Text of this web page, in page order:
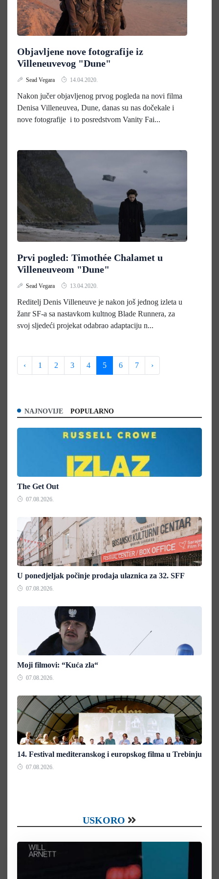
Objavljene nove fotografije iz
Villeneuvevog "Dune"
Sead Vegara 14.04.2020.
Nakon jučer objavljenog prvog pogleda na novi filma
Denisa Villeneuvea, Dune, danas su nas dočekale i
nove fotografije i to posredstvom Vanity Fai...
Prvi pogled: Timothée Chalamet u
Villeneuveom "Dune"
Sead Vegara 13.04.2020.
Reditelj Denis Villeneuve je nakon još jednog izleta u
žanr SF-a sa nastavkom kultnog Blade Runnera, za
svoj sljedeći projekat odabrao adaptaciju n...
‹ 1 2 3 4 5 6 7 ›
NAJNOVIJE POPULARNO
The Get Out
07.08.2026.
U ponedjeljak počinje prodaja ulaznica za 32. SFF
07.08.2026.
Moji filmovi: “Kuća zla“
07.08.2026.
14. Festival mediteranskog i europskog filma u Trebinju
07.08.2026.
USKORO